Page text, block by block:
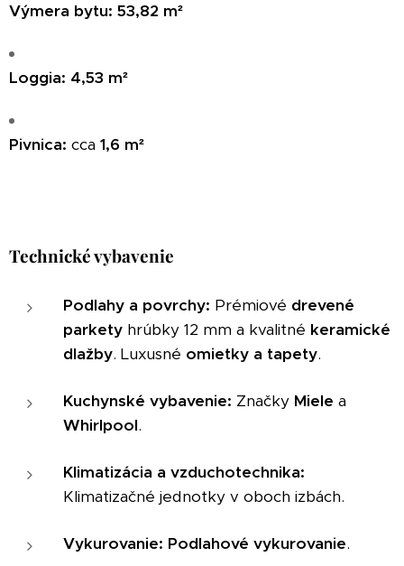
Výmera bytu: 53,82 m²
Loggia: 4,53 m²
Pivnica: cca 1,6 m²
Technické vybavenie
Podlahy a povrchy: Prémiové drevené
parkety hrúbky 12 mm a kvalitné keramické
dlažby. Luxusné omietky a tapety.
Kuchynské vybavenie: Značky Miele a
Whirlpool.
Klimatizácia a vzduchotechnika:
Klimatizačné jednotky v oboch izbách.
Vykurovanie: Podlahové vykurovanie.